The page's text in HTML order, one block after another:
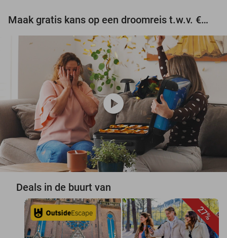
Maak gratis kans op een droomreis t.w.v. €3.000!
play_circle
Deals in de buurt van
27%